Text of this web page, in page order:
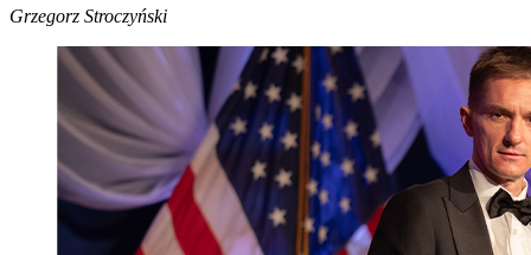
Grzegorz Stroczyński